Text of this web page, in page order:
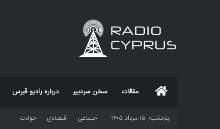
خانه مقالات سخن سردبیر درباره رادیو قبرس
پنجشنبه, ۱۵ مرداد ۱۴۰۵ اجتماعی اقتصادی حوادث